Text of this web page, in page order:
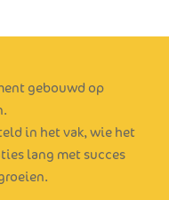
gebouwd op
in het vak, wie het
lang met succes